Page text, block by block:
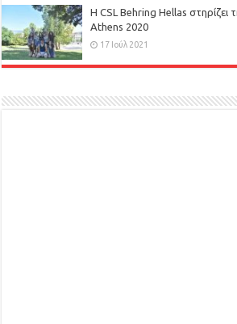
H CSL Behring Hellas στηρίζει
Athens 2020
17 Ιούλ 2021